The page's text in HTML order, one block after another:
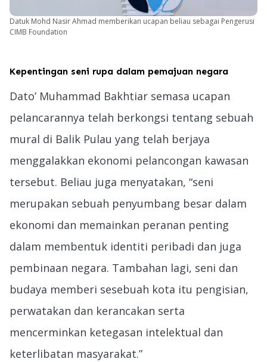
Datuk Mohd Nasir Ahmad memberikan ucapan beliau sebagai Pengerusi
CIMB Foundation
Kepentingan seni rupa dalam pemajuan negara
Dato’ Muhammad Bakhtiar semasa ucapan
pelancarannya telah berkongsi tentang sebuah
mural di Balik Pulau yang telah berjaya
menggalakkan ekonomi pelancongan kawasan
tersebut. Beliau juga menyatakan, “seni
merupakan sebuah penyumbang besar dalam
ekonomi dan memainkan peranan penting
dalam membentuk identiti peribadi dan juga
pembinaan negara. Tambahan lagi, seni dan
budaya memberi sesebuah kota itu pengisian,
perwatakan dan kerancakan serta
mencerminkan ketegasan intelektual dan
keterlibatan masyarakat.”